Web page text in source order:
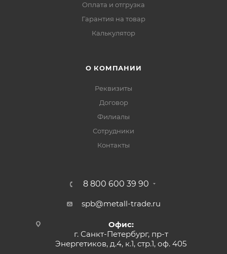
Оплата и отгрузка
Гарантия на товар
Калькулятор
О КОМПАНИИ
Реквизиты
Договор
Филиалы
Сотрудники
Контакты
8 800 600 39 90
spb@metall-trade.ru
Офис:
г. Санкт-Петербург, пр-т
Энергетиков, д.4, к.1, стр.1, оф. 405